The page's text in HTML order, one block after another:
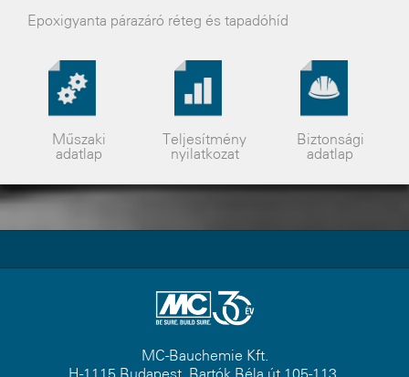
Epoxigyanta párazáró réteg és tapadóhíd
Műszaki
adatlap
Teljesítmény
nyilatkozat
Biztonsági
adatlap
MC-Bauchemie Kft.